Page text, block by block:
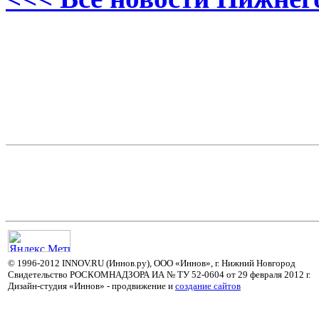
© 1996-2012 INNOV.RU (Иннов.ру), ООО «Иннов», г. Нижний Новгород
Свидетельство РОСКОМНАДЗОРА ИА № ТУ 52-0604 от 29 февраля 2012 г.
Дизайн-студия «Иннов» - продвижение и cоздание сайтов